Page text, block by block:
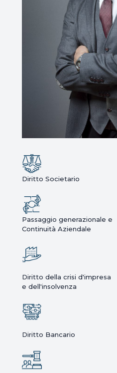
Diritto Societario
Passaggio generazionale e
Continuità Aziendale
Diritto della crisi d'impresa
e dell'insolvenza
Diritto Bancario